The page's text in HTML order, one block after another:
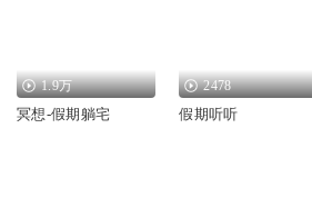
1.9万
冥想-假期躺宅
2478
假期听听